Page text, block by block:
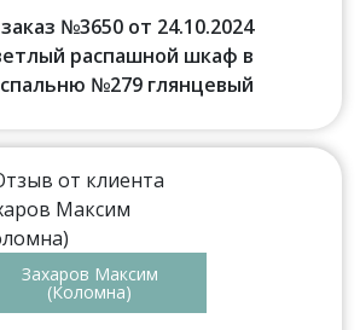
заказ №3650 от 24.10.2024
распашной шкаф в
спальню №279 глянцевый
Захаров Максим
(Коломна)